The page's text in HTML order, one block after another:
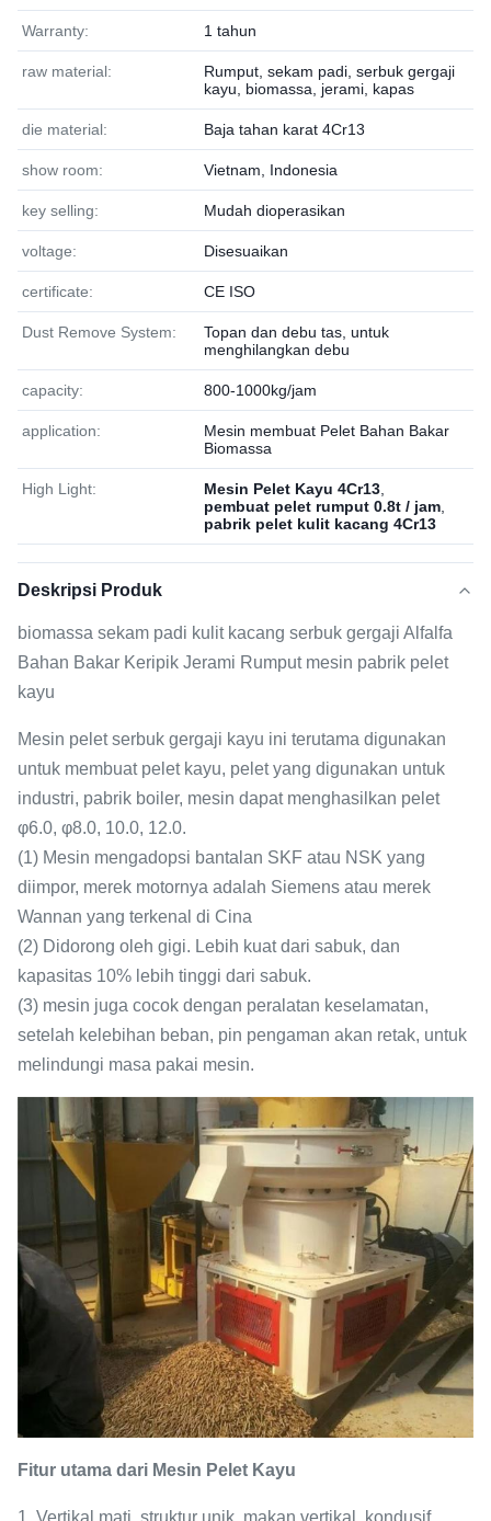
Warranty: 1 tahun
raw material:
Rumput, sekam padi, serbuk gergaji
kayu, biomassa, jerami, kapas
die material: Baja tahan karat 4Cr13
show room: Vietnam, Indonesia
key selling: Mudah dioperasikan
voltage: Disesuaikan
certificate: CE ISO
Dust Remove System:
Topan dan debu tas, untuk
menghilangkan debu
capacity: 800-1000kg/jam
application:
Mesin membuat Pelet Bahan Bakar
Biomassa
High Light: Mesin Pelet Kayu 4Cr13
pembuat pelet rumput 0.8t / jam
pabrik pelet kulit kacang 4Cr13
Deskripsi Produk
biomassa sekam padi kulit kacang serbuk gergaji Alfalfa
Bahan Bakar Keripik Jerami Rumput mesin pabrik pelet
kayu
Mesin pelet serbuk gergaji kayu ini terutama digunakan
untuk membuat pelet kayu, pelet yang digunakan untuk
industri, pabrik boiler, mesin dapat menghasilkan pelet
φ6.0, φ8.0, 10.0, 12.0.
(1) Mesin mengadopsi bantalan SKF atau NSK yang
diimpor, merek motornya adalah Siemens atau merek
Wannan yang terkenal di Cina
(2) Didorong oleh gigi. Lebih kuat dari sabuk, dan
kapasitas 10% lebih tinggi dari sabuk.
(3) mesin juga cocok dengan peralatan keselamatan,
setelah kelebihan beban, pin pengaman akan retak, untuk
melindungi masa pakai mesin.
Fitur utama dari Mesin Pelet Kayu